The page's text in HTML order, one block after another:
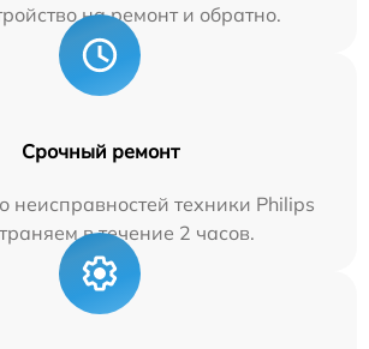
на ремонт и обратно.
Срочный ремонт
неисправностей техники Philips
в течение 2 часов.